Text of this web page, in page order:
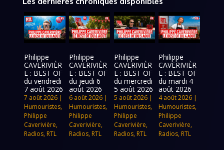
Philippe
CAVERIVIÈR
E : BEST OF
du vendredi
7 août 2026
7 août 2026 |
Humouristes,
Philippe
Caverivière,
Radios, RTL
Philippe
CAVERIVIÈR
E : BEST OF
du jeudi 6
août 2026
6 août 2026|
Humouristes,
Philippe
Caverivière,
Radios, RTL
Philippe
CAVERIVIÈR
E : BEST OF
du mercredi
5 août 2026
5 août 2026|
Humouristes,
Philippe
Caverivière,
Radios, RTL
Philippe
CAVERIVIÈR
E : BEST OF
du mardi 4
août 2026
4 août 2026 |
Humouristes,
Philippe
Caverivière,
Radios, RTL